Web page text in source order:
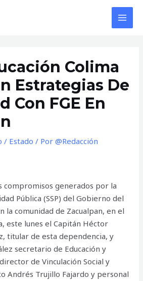
Colima
Estrategias De
Con FGE En
/ Estado / Por@Redacción
compromisos generados por la
Pública (SSP) del Gobierno del
la comunidad de Zacualpan, en el
este lunes el Capitán Héctor
titular de esta dependencia, y
secretario de Educación y
de Vinculación Social y
Andrés Trujillo Fajardo y personal